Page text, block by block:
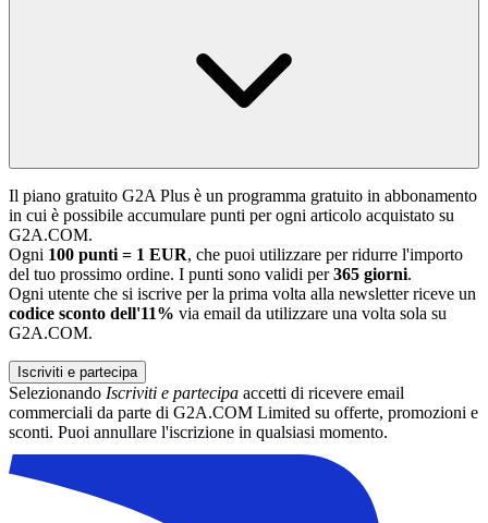
Il piano gratuito G2A Plus è un programma gratuito in abbonamento
in cui è possibile accumulare punti per ogni articolo acquistato su
G2A.COM.
Ogni 100 punti = 1 EUR, che puoi utilizzare per ridurre l'importo
del tuo prossimo ordine. I punti sono validi per365 giorni.
Ogni utente che si iscrive per la prima volta alla newsletter riceve un
codice sconto dell'11% via email da utilizzare una volta sola su
G2A.COM.
Iscriviti e partecipa
Selezionando Iscriviti e partecipa accetti di ricevere email
commerciali da parte di G2A.COM Limited su offerte, promozioni e
sconti. Puoi annullare l'iscrizione in qualsiasi momento.